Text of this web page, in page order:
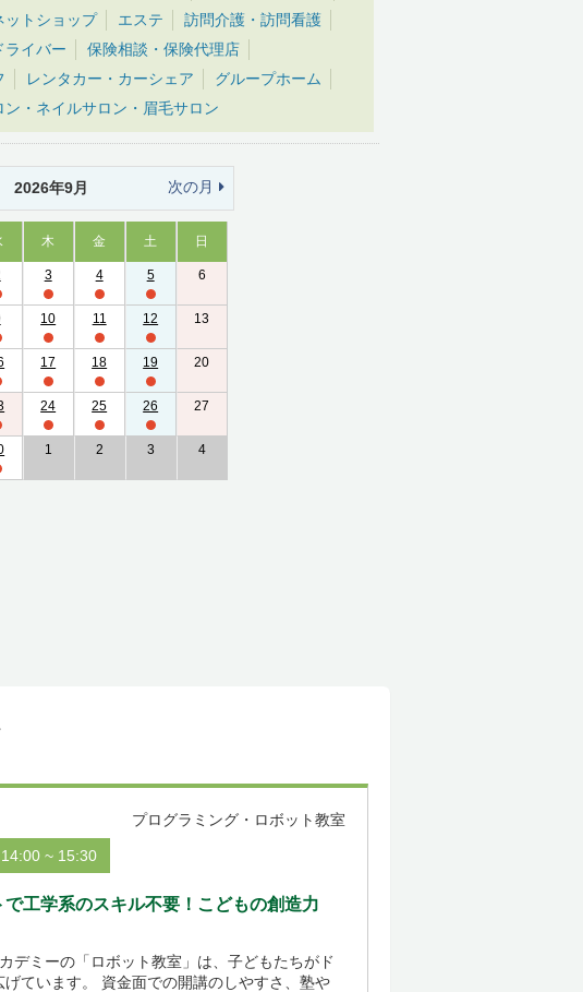
ットショップ エステ
訪問介護・訪問看護
ライバー
保険相談・保険代理店
レンタカー・カーシェア
グループホーム
ン・ネイルサロン・眉毛サロン
2026年9月 次の月
木 金 土 日
3 4 5 6
10 11 12 13
17 18 19 20
24 25 26 27
1 2 3 4
プログラミング・ロボット教室
14:00 ~ 15:30
で工学系のスキル不要！こどもの創造力
デミーの「ロボット教室」は、子どもたちがド
ています。 資金面での開講のしやすさ、塾や